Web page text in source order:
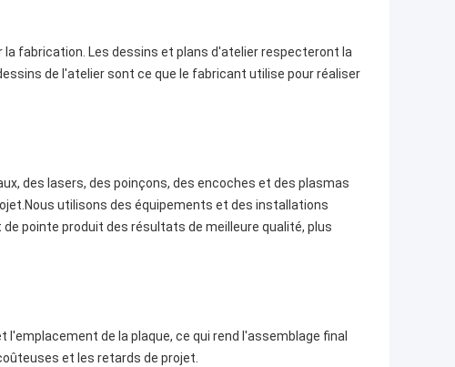
fabrication. Les dessins et plans d'atelier respecteront la
de l'atelier sont ce que le fabricant utilise pour réaliser
des lasers, des poinçons, des encoches et des plasmas
utilisons des équipements et des installations
pointe produit des résultats de meilleure qualité, plus
l'emplacement de la plaque, ce qui rend l'assemblage final
et les retards de projet.